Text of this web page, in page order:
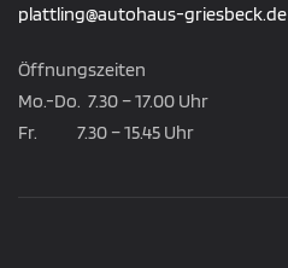
plattling@autohaus-griesbeck.de
Öffnungszeiten
Mo.-Do. 7.30 – 17.00 Uhr
Fr. 7.30 – 15.45 Uhr